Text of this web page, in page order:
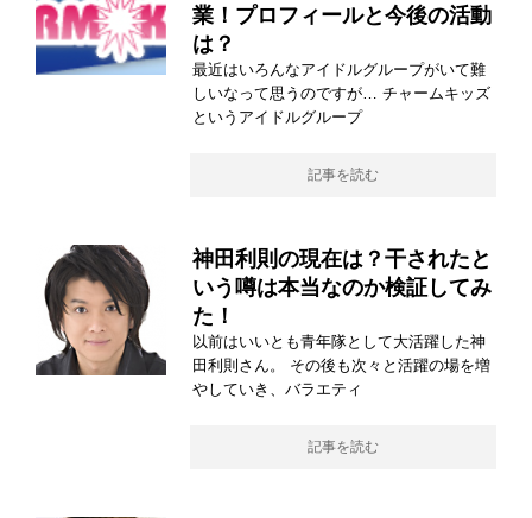
業！プロフィールと今後の活動
は？
最近はいろんなアイドルグループがいて難
しいなって思うのですが… チャームキッズ
というアイドルグループ
記事を読む
神田利則の現在は？干されたと
いう噂は本当なのか検証してみ
た！
以前はいいとも青年隊として大活躍した神
田利則さん。 その後も次々と活躍の場を増
やしていき、バラエティ
記事を読む